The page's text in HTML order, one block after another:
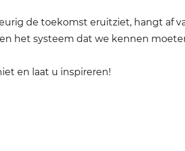
de toekomst eruitziet, hangt af
het systeem dat we kennen
en laat u inspireren!